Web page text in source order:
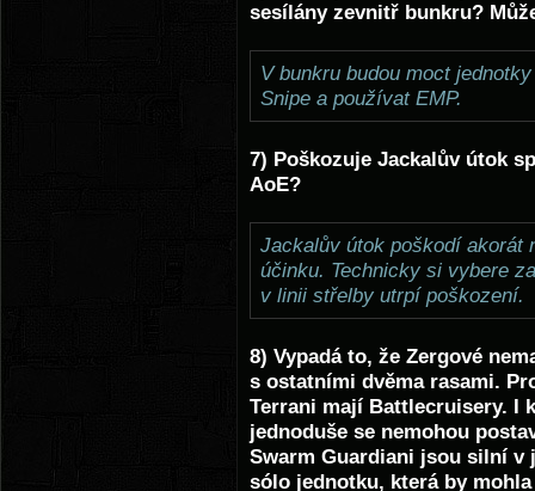
sesílány zevnitř bunkru?
V bunkru budou moct
Snipe a používat EMP.
7) Poškozuje Jackalův útok
AoE?
Jackalův útok poškodí akorát
účinku. Technicky si vybere
v linii střelby utrpí poškození.
8) Vypadá to, že Zergové
s ostatními dvěma rasami.
Terrani mají Battlecruisery. I
jednoduše se nemohou
Swarm Guardiani jsou silní
sólo jednotku, která by